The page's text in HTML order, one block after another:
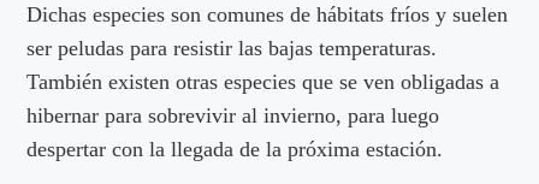
Dichas especies son comunes de hábitats fríos y suelen
ser peludas para resistir las bajas temperaturas.
También existen otras especies que se ven obligadas a
hibernar para sobrevivir al invierno, para luego
despertar con la llegada de la próxima estación.